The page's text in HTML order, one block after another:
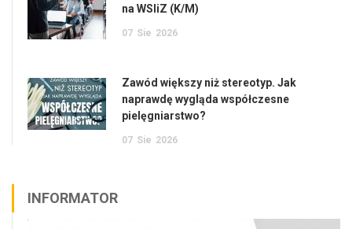
na WSIiZ (K/M)
07 Sie 2026
Zawód większy niż stereotyp. Jak
naprawdę wygląda współczesne
pielęgniarstwo?
07 Sie 2026
INFORMATOR